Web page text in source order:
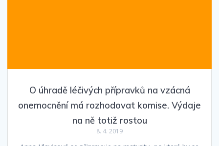
O úhradě léčivých přípravků na vzácná
onemocnění má rozhodovat komise. Výdaje
na ně totiž rostou
8. 4. 2019